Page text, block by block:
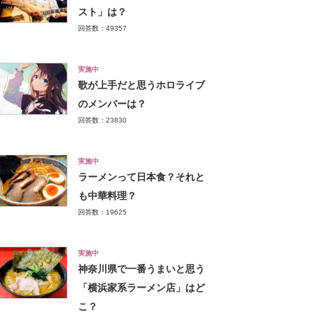
スト」は？
回答数：49357
実施中
歌が上手だと思うホロライブ
のメンバーは？
回答数：23830
実施中
ラーメンって日本食？それと
も中華料理？
回答数：19625
実施中
神奈川県で一番うまいと思う
「横浜家系ラーメン店」はど
こ？